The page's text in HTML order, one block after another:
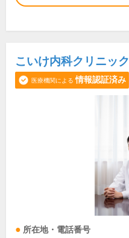
こいけ内科クリニック
医療機関による 情報認証済み
所在地・電話番号